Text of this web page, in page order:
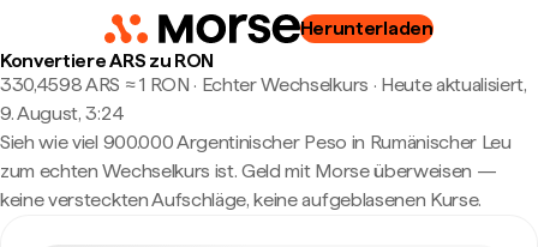
Herunterladen
Konvertiere ARS zu RON
330,4598 ARS ≈ 1 RON · Echter Wechselkurs · Heute aktualisiert,
9. August, 3:24
Sieh wie viel 900.000 Argentinischer Peso in Rumänischer Leu
zum echten Wechselkurs ist. Geld mit Morse überweisen —
keine versteckten Aufschläge, keine aufgeblasenen Kurse.